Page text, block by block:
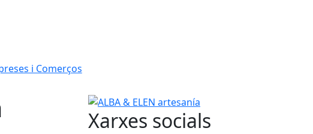
i Comerços
ALBA & ELEN artesanía
Xarxes socials